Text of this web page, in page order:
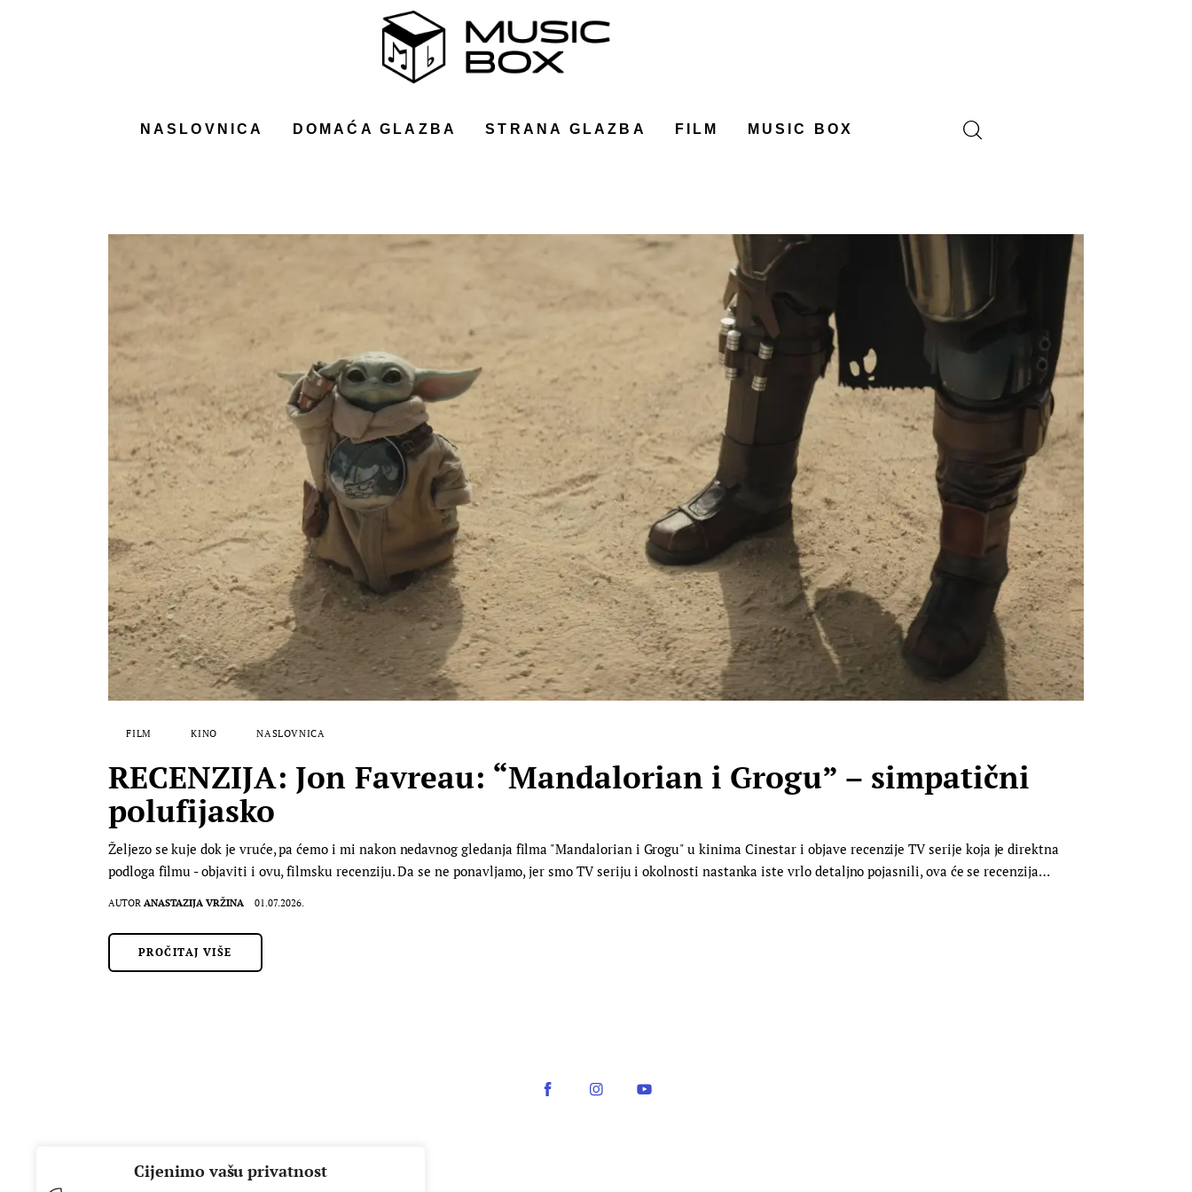
Cijenimo vašu privatnost
NASLOVNICA DOMAĆA GLAZBA STRANA GLAZBA FILM MUSIC BOX
FILM KINO NASLOVNICA
RECENZIJA: Jon Favreau: “Mandalorian i Grogu” – simpatični
polufijasko
Željezo se kuje dok je vruće, pa ćemo i mi nakon nedavnog gledanja filma "Mandalorian i Grogu" u kinima Cinestar i objave recenzije TV serije koja je direktna
podloga filmu - objaviti i ovu, filmsku recenziju. Da se ne ponavljamo, jer smo TV seriju i okolnosti nastanka iste vrlo detaljno pojasnili, ova će se recenzija…
AUTOR ANASTAZIJA VRŽINA 01.07.2026.
PROČITAJ VIŠE